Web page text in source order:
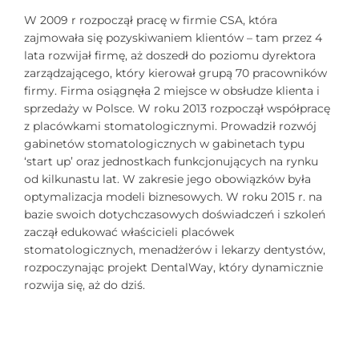
W 2009 r rozpoczął pracę w firmie CSA, która
zajmowała się pozyskiwaniem klientów – tam przez 4
lata rozwijał firmę, aż doszedł do poziomu dyrektora
zarządzającego, który kierował grupą 70 pracowników
firmy. Firma osiągnęła 2 miejsce w obsłudze klienta i
sprzedaży w Polsce. W roku 2013 rozpoczął współpracę
z placówkami stomatologicznymi. Prowadził rozwój
gabinetów stomatologicznych w gabinetach typu
‘start up’ oraz jednostkach funkcjonujących na rynku
od kilkunastu lat. W zakresie jego obowiązków była
optymalizacja modeli biznesowych. W roku 2015 r. na
bazie swoich dotychczasowych doświadczeń i szkoleń
zaczął edukować właścicieli placówek
stomatologicznych, menadżerów i lekarzy dentystów,
rozpoczynając projekt DentalWay, który dynamicznie
rozwija się, aż do dziś.